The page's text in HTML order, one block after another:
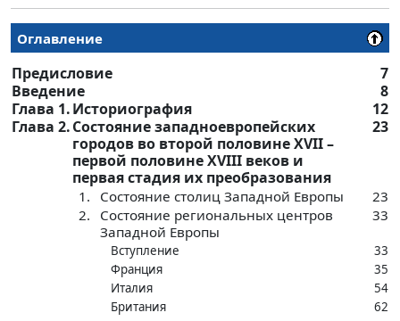
Оглавление
Предисловие
7
Введение
8
Глава 1.Историография
12
Глава 2.Состояние западноевропейских
городов во второй половине XVII –
первой половине XVIII веков и
первая стадия их преобразования
23
1. Состояние столиц Западной Европы
23
2.
Состояние региональных центров
Западной Европы
33
Вступление
33
Франция
35
Италия
54
Британия
62